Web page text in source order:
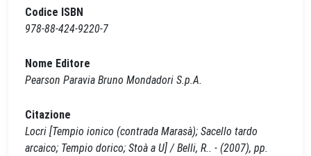
Codice ISBN
978-88-424-9220-7
Nome Editore
Pearson Paravia Bruno Mondadori S.p.A.
Citazione
Locri [Tempio ionico (contrada Marasà); Sacello tardo
arcaico; Tempio dorico; Stoà a U] / Belli, R.. - (2007), pp.